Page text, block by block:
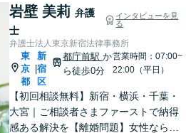
岩壁 美莉 弁護
士
インタビューを見
る
弁護士法人東京新宿法律事務所
東
京
都
新
宿
区
都庁前駅 か
ら徒歩0分
営業時間：07:00~
22:00（平日）
​​【初回相談無料】新宿・横浜・千葉・
大宮｜ご相談者さまファーストで納得
感ある解決を【離婚問題】女性ならで